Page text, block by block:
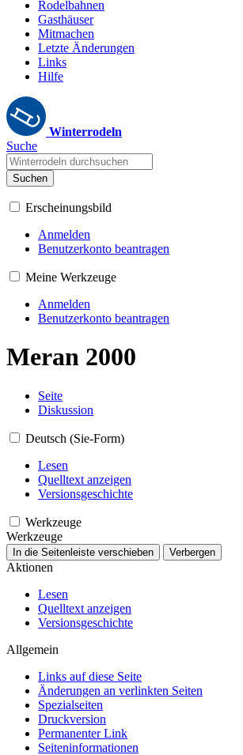
Rodelbahnen
Gasthäuser
Mitmachen
Letzte Änderungen
Links
Hilfe
Winterrodeln
Suche
Suchen
Erscheinungsbild
Anmelden
Benutzerkonto beantragen
Meine Werkzeuge
Anmelden
Benutzerkonto beantragen
Meran 2000
Seite
Diskussion
Deutsch (Sie-Form)
Lesen
Quelltext anzeigen
Versionsgeschichte
Werkzeuge
Werkzeuge
In die Seitenleiste verschieben Verbergen
Aktionen
Lesen
Quelltext anzeigen
Versionsgeschichte
Allgemein
Links auf diese Seite
Änderungen an verlinkten Seiten
Spezialseiten
Druckversion
Permanenter Link
Seiten­­informationen